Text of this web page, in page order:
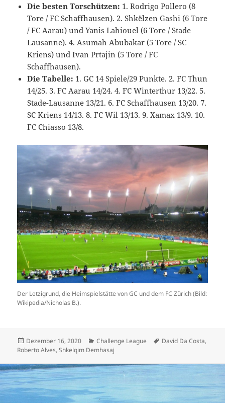
Die besten Torschützen: 1. Rodrigo Pollero (8
Tore / FC Schaffhausen). 2. Shkëlzen Gashi (6 Tore
/ FC Aarau) und Yanis Lahiouel (6 Tore / Stade
Lausanne). 4. Asumah Abubakar (5 Tore / SC
Kriens) und Ivan Prtajin (5 Tore / FC
Schaffhausen).
Die Tabelle: 1. GC 14 Spiele/29 Punkte. 2. FC Thun
14/25. 3. FC Aarau 14/24. 4. FC Winterthur 13/22. 5.
Stade-Lausanne 13/21. 6. FC Schaffhausen 13/20. 7.
SC Kriens 14/13. 8. FC Wil 13/13. 9. Xamax 13/9. 10.
FC Chiasso 13/8.
Der Letzigrund, die Heimspielstätte von GC und dem FC Zürich (Bild:
Wikipedia/Nicholas B.).
Veröffentlicht
am
Dezember 16, 2020 Kategorien
Challenge League Schlagwörter
David Da Costa,
Roberto Alves,Shkelqim Demhasaj